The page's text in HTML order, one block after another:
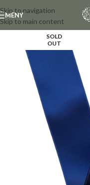
Skip to navigation
Skip to main content
MENY
SOLD
OUT